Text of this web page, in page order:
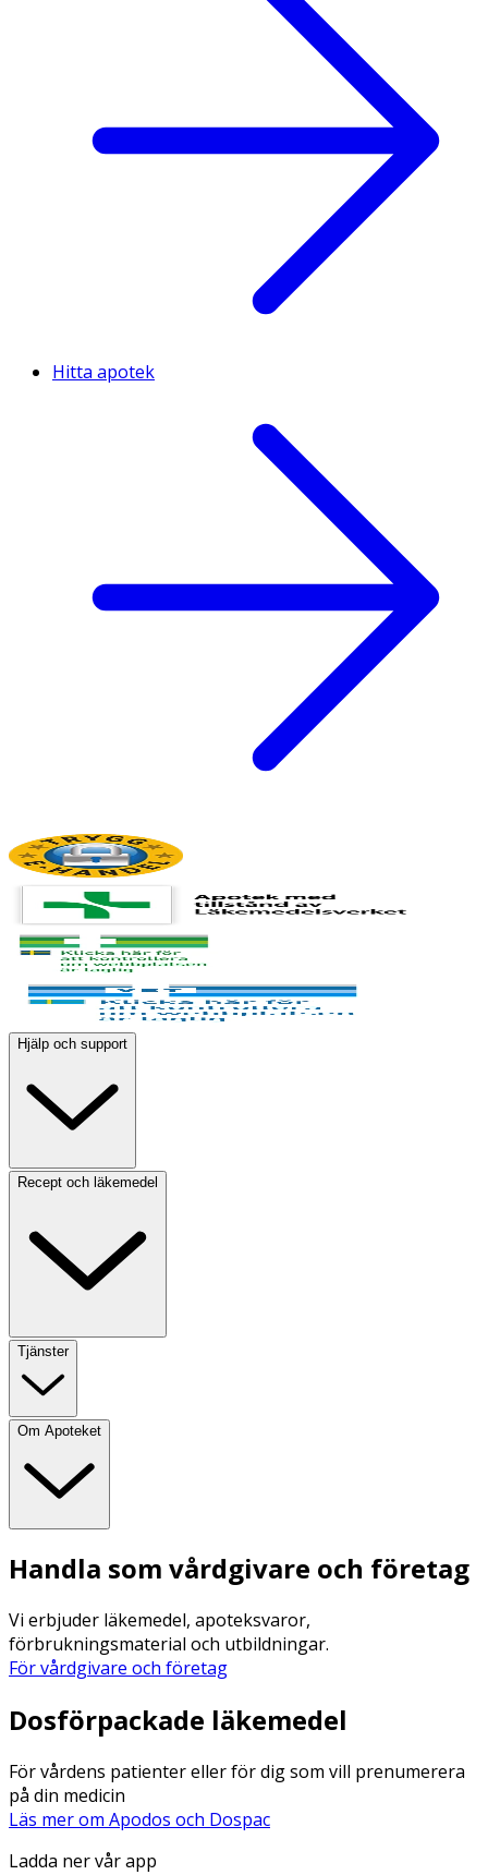
Hitta apotek
Hjälp och support
Recept och läkemedel
Tjänster
Om Apoteket
Handla som vårdgivare och företag
Vi erbjuder läkemedel, apoteksvaror,
förbrukningsmaterial och utbildningar.
För vårdgivare och företag
Dosförpackade läkemedel
För vårdens patienter eller för dig som vill prenumerera
på din medicin
Läs mer om Apodos och Dospac
Ladda ner vår app